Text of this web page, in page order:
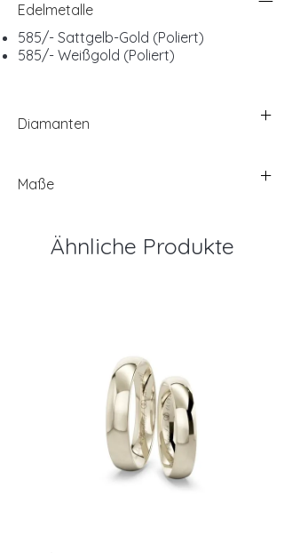
Edelmetalle
585/- Sattgelb-Gold (Poliert)
585/- Weißgold (Poliert)
Diamanten
Maße
Ähnliche Produkte